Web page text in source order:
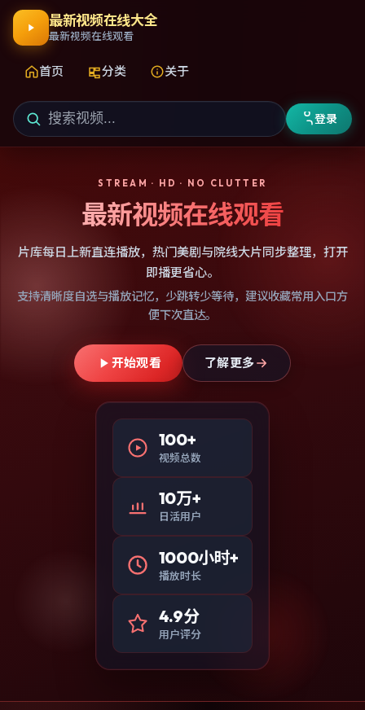
最新视频在线大全
最新视频在线观看
首页 分类 关于
登录
STREAM · HD · NO CLUTTER
最新视频在线观看
片库每日上新直连播放，热门美剧与院线大片同步整理，打开
即播更省心。
支持清晰度自选与播放记忆，少跳转少等待，建议收藏常用入口方
便下次直达。
开始观看 了解更多
100+
视频总数
10万+
日活用户
1000小时+
播放时长
4.9分
用户评分